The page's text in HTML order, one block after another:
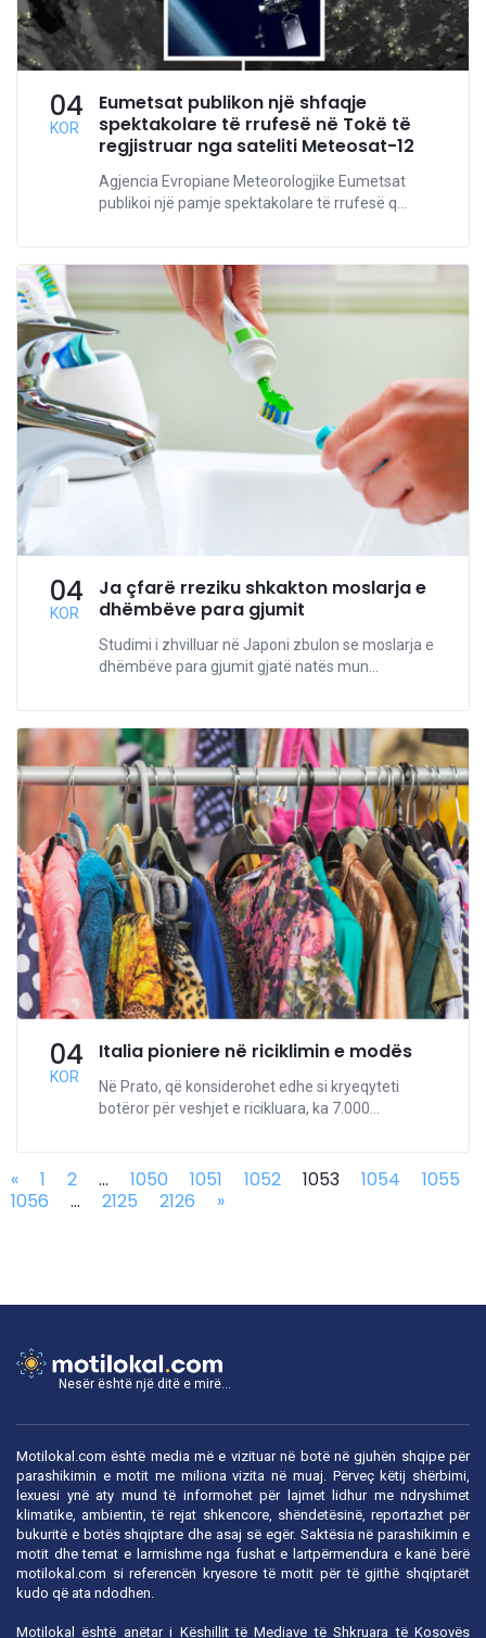
04
KOR
Eumetsat publikon një shfaqje
spektakolare të rrufesë në Tokë të
regjistruar nga sateliti Meteosat-12
Agjencia Evropiane Meteorologjike Eumetsat
publikoi një pamje spektakolare të rrufesë q...
04
KOR
Ja çfarë rreziku shkakton moslarja e
dhëmbëve para gjumit
Studimi i zhvilluar në Japoni zbulon se moslarja e
dhëmbëve para gjumit gjatë natës mun...
04
KOR
Italia pioniere në riciklimin e modës
Në Prato, që konsiderohet edhe si kryeqyteti
botëror për veshjet e ricikluara, ka 7.000...
« 1 2 ... 1050 1051 1052 1053 1054
1055
1056
... 2125 2126 »
Nesër është një ditë e mirë...
Motilokal.com është media më e vizituar në botë në gjuhën shqipe për
parashikimin e motit me miliona vizita në muaj. Përveç këtij shërbimi,
lexuesi ynë aty mund të informohet për lajmet lidhur me ndryshimet
klimatike, ambientin, të rejat shkencore, shëndetësinë, reportazhet për
bukuritë e botës shqiptare dhe asaj së egër. Saktësia në parashikimin e
motit dhe temat e larmishme nga fushat e lartpërmendura e kanë bërë
motilokal.com si referencën kryesore të motit për të gjithë shqiptarët
kudo që ata ndodhen.
Motilokal është anëtar i Këshillit të Mediave të Shkruara të Kosovës